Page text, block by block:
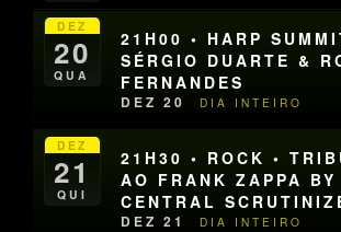
DEZ
20
QUA
21H00 • HARP
SÉRGIO DUARTE &
FERNANDES
DEZ 20 DIA INTEIRO
DEZ
21
QUI
21H30 • ROCK •
AO FRANK ZAPPA BY
CENTRAL
DEZ 21 DIA INTEIRO